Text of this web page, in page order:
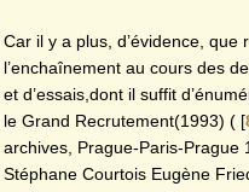
Car il y a plus, d’évidence, que
l’enchaînement au cours des
et d’essais,dont il suffit
le Grand Recrutement(1993) ( [
archives, Prague-Paris-Prague
Stéphane Courtois Eugène